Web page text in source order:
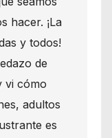
hacer. ¡La
y todos!
de
vi cómo
adultos
es